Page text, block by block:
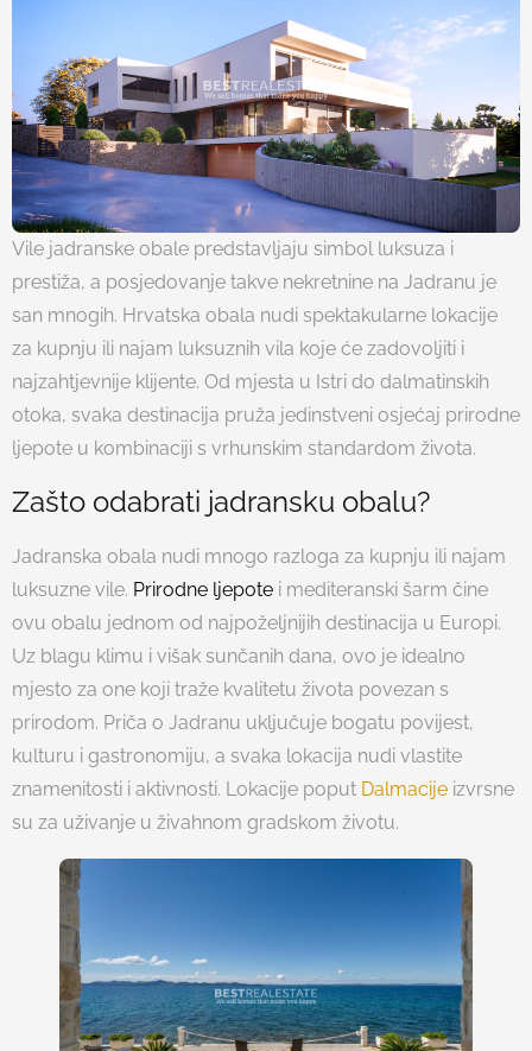
Vile jadranske obale predstavljaju simbol luksuza i
prestiža, a posjedovanje takve nekretnine na Jadranu je
san mnogih. Hrvatska obala nudi spektakularne lokacije
za kupnju ili najam luksuznih vila koje će zadovoljiti i
najzahtjevnije klijente. Od mjesta u Istri do dalmatinskih
otoka, svaka destinacija pruža jedinstveni osjećaj prirodne
ljepote u kombinaciji s vrhunskim standardom života.
Zašto odabrati jadransku obalu?
Jadranska obala nudi mnogo razloga za kupnju ili najam
luksuzne vile. Prirodne ljepote i mediteranski šarm čine
ovu obalu jednom od najpoželjnijih destinacija u Europi.
Uz blagu klimu i višak sunčanih dana, ovo je idealno
mjesto za one koji traže kvalitetu života povezan s
prirodom. Priča o Jadranu uključuje bogatu povijest,
kulturu i gastronomiju, a svaka lokacija nudi vlastite
znamenitosti i aktivnosti. Lokacije poput Dalmacije izvrsne
su za uživanje u živahnom gradskom životu.